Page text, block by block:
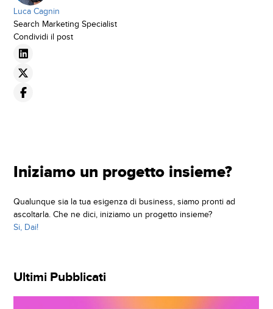
Luca Cagnin
Search Marketing Specialist
Condividi il post
Iniziamo un progetto insieme?
Qualunque sia la tua esigenza di business, siamo pronti ad
ascoltarla. Che ne dici, iniziamo un progetto insieme?
Si, Dai!
Ultimi Pubblicati